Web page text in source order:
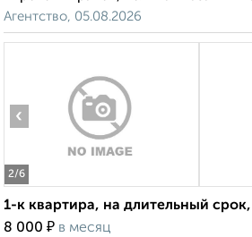
Агентство, 05.08.2026
2/6
‹
1-к квартира, на длительный
8 000 ₽ в месяц